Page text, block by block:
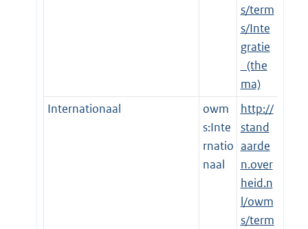
s/term
s/Inte
gratie
_(the
ma)
Internationaal
owm
s:Inte
rnatio
naal
http://
stand
aarde
n.over
heid.n
l/owm
s/term